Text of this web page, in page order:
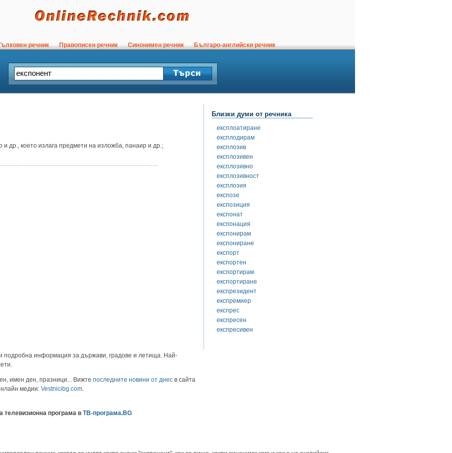
речник Правописен речник Синонимен речник Българо-английски речник
др., което излага предмети на изложба, панаир и др.;
подробна информация за държави, градове и летища. Най-
имен ден, празници... Вижте последните новини от днес в сайта
медии: Vestnicibg.com
телевизионна програма в ТВ-програма.BG
Близки думи от речника
експлоатиране
експлодирам
експлозив
експлозивен
експлозивно
експлозивност
експлозия
експозе
експозиция
експонат
експонация
експонирам
експониране
експорт
експортен
експортирам
експортиране
експрезидент
експремиер
експрес
експресен
експресивен